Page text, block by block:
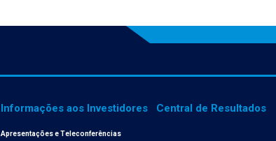
Informações aos Investidores
Apresentações e Teleconferências
Central de Resultados